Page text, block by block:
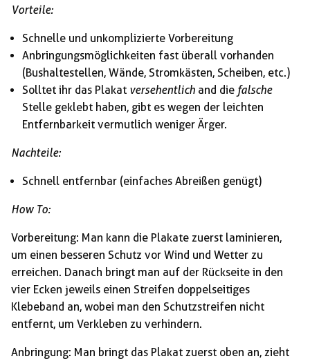
Vorteile:
Schnelle und unkomplizierte Vorbereitung
Anbringungsmöglichkeiten fast überall vorhanden
(Bushaltestellen, Wände, Stromkästen, Scheiben, etc.)
Solltet ihr das Plakat versehentlich and die falsche
Stelle geklebt haben, gibt es wegen der leichten
Entfernbarkeit vermutlich weniger Ärger.
Nachteile:
Schnell entfernbar (einfaches Abreißen genügt)
How To:
Vorbereitung: Man kann die Plakate zuerst laminieren,
um einen besseren Schutz vor Wind und Wetter zu
erreichen. Danach bringt man auf der Rückseite in den
vier Ecken jeweils einen Streifen doppelseitiges
Klebeband an, wobei man den Schutzstreifen nicht
entfernt, um Verkleben zu verhindern.
Anbringung: Man bringt das Plakat zuerst oben an, zieht